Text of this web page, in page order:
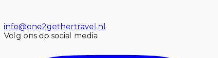
info@one2gethertravel.nl
Volg ons op social media